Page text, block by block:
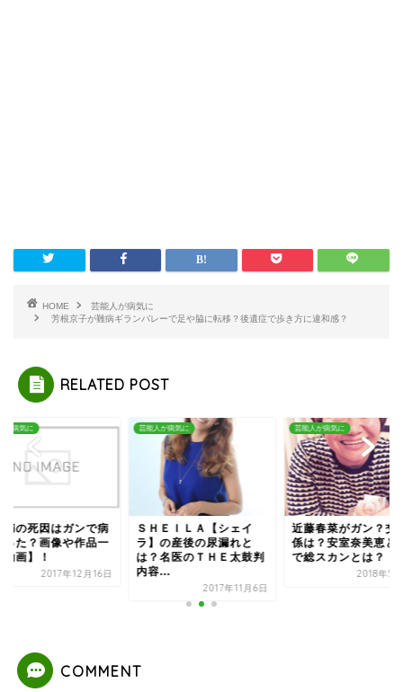
HOME
芸能人が病気に
芳根京子が難病ギランバレーで足や脇に転移？後遺症で歩き方に違和感？
RELATED POST
が病気に
満の死因はガンで病
った？画像や作品一
動画】！
2017年12月16日
芸能人が病気に
ＳＨＥＩＬＡ【シェイ
ラ】の産後の尿漏れと
は？名医のＴＨＥ太鼓判
内容...
2017年11月6日
芸能人が病気に
近藤春菜がガン？交
係は？安室奈美恵と
で総スカンとは？
2018年5
COMMENT